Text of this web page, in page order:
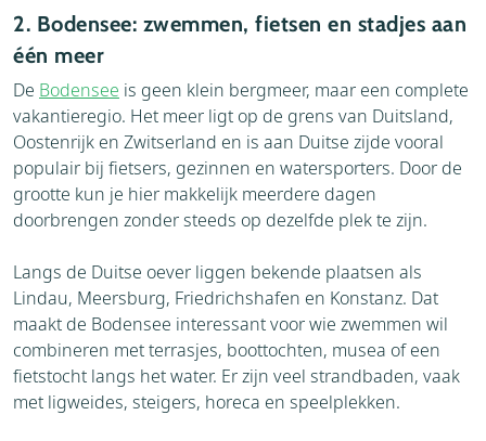
2. Bodensee: zwemmen, fietsen en stadjes aan
één meer
De Bodensee is geen klein bergmeer, maar een complete
vakantieregio. Het meer ligt op de grens van Duitsland,
Oostenrijk en Zwitserland en is aan Duitse zijde vooral
populair bij fietsers, gezinnen en watersporters. Door de
grootte kun je hier makkelijk meerdere dagen
doorbrengen zonder steeds op dezelfde plek te zijn.
Langs de Duitse oever liggen bekende plaatsen als
Lindau, Meersburg, Friedrichshafen en Konstanz. Dat
maakt de Bodensee interessant voor wie zwemmen wil
combineren met terrasjes, boottochten, musea of een
fietstocht langs het water. Er zijn veel strandbaden, vaak
met ligweides, steigers, horeca en speelplekken.